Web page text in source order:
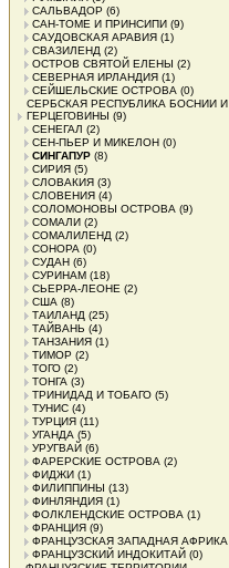
САЛЬВАДОР (6)
САН-ТОМЕ И ПРИНСИПИ (9)
САУДОВСКАЯ АРАВИЯ (1)
СВАЗИЛЕНД (2)
ОСТРОВ СВЯТОЙ ЕЛЕНЫ (2)
СЕВЕРНАЯ ИРЛАНДИЯ (1)
СЕЙШЕЛЬСКИЕ ОСТРОВА (0)
СЕРБСКАЯ РЕСПУБЛИКА БОСНИИ И
ГЕРЦЕГОВИНЫ (9)
СЕНЕГАЛ (2)
СЕН-ПЬЕР И МИКЕЛОН (0)
СИНГАПУР (8)
СИРИЯ (5)
СЛОВАКИЯ (3)
СЛОВЕНИЯ (4)
СОЛОМОНОВЫ ОСТРОВА (9)
СОМАЛИ (2)
СОМАЛИЛЕНД (2)
СОНОРА (0)
СУДАН (6)
СУРИНАМ (18)
СЬЕРРА-ЛЕОНЕ (2)
США (8)
ТАИЛАНД (25)
ТАЙВАНЬ (4)
ТАНЗАНИЯ (1)
ТИМОР (2)
ТОГО (2)
ТОНГА (3)
ТРИНИДАД И ТОБАГО (5)
ТУНИС (4)
ТУРЦИЯ (11)
УГАНДА (5)
УРУГВАЙ (6)
ФАРЕРСКИЕ ОСТРОВА (2)
ФИДЖИ (1)
ФИЛИППИНЫ (13)
ФИНЛЯНДИЯ (1)
ФОЛКЛЕНДСКИЕ ОСТРОВА (1)
ФРАНЦИЯ (9)
ФРАНЦУЗСКАЯ ЗАПАДНАЯ АФРИКА
ФРАНЦУЗСКИЙ ИНДОКИТАЙ (0)